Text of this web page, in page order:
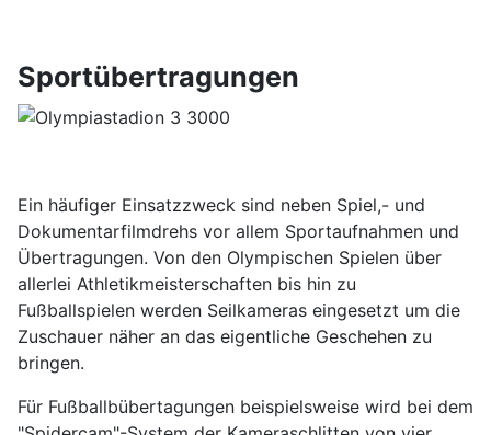
Sportübertragungen
Ein häufiger Einsatzzweck sind neben Spiel,- und
Dokumentarfilmdrehs vor allem Sportaufnahmen und
Übertragungen. Von den Olympischen Spielen über
allerlei Athletikmeisterschaften bis hin zu
Fußballspielen werden Seilkameras eingesetzt um die
Zuschauer näher an das eigentliche Geschehen zu
bringen.
Für Fußballbübertagungen beispielsweise wird bei dem